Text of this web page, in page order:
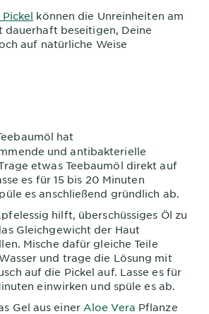
können die Unreinheiten am
dauerhaft beseitigen, Deine
auf natürliche Weise
hat
und antibakterielle
etwas Teebaumöl direkt auf
es für 15 bis 20 Minuten
es anschließend gründlich ab.
hilft, überschüssiges Öl zu
Gleichgewicht der Haut
Mische dafür gleiche Teile
und trage die Lösung mit
auf die Pickel auf. Lasse es für
einwirken und spüle es ab.
Gel aus einer Aloe Vera Pflanze